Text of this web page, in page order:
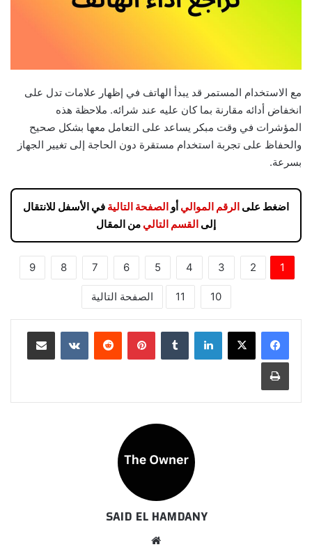
مع الاستخدام المستمر قد يبدأ الهاتف في إظهار علامات تدل على
انخفاض أدائه مقارنة بما كان عليه عند شرائه. ملاحظة هذه
المؤشرات في وقت مبكر يساعد على التعامل معها بشكل صحيح
والحفاظ على تجربة استخدام مستقرة دون الحاجة إلى تغيير الجهاز
بسرعة.
اضغط على الرقم الموالي أو الصفحة التالية في الأسفل للانتقال
إلى القسم التالي من المقال
1
2
3
4
5
6
7
8
9
10
11 الصفحة التالية
لينكدإن بينتيريست مشاركة عبر البريد
طباعة
SAID EL HAMDANY